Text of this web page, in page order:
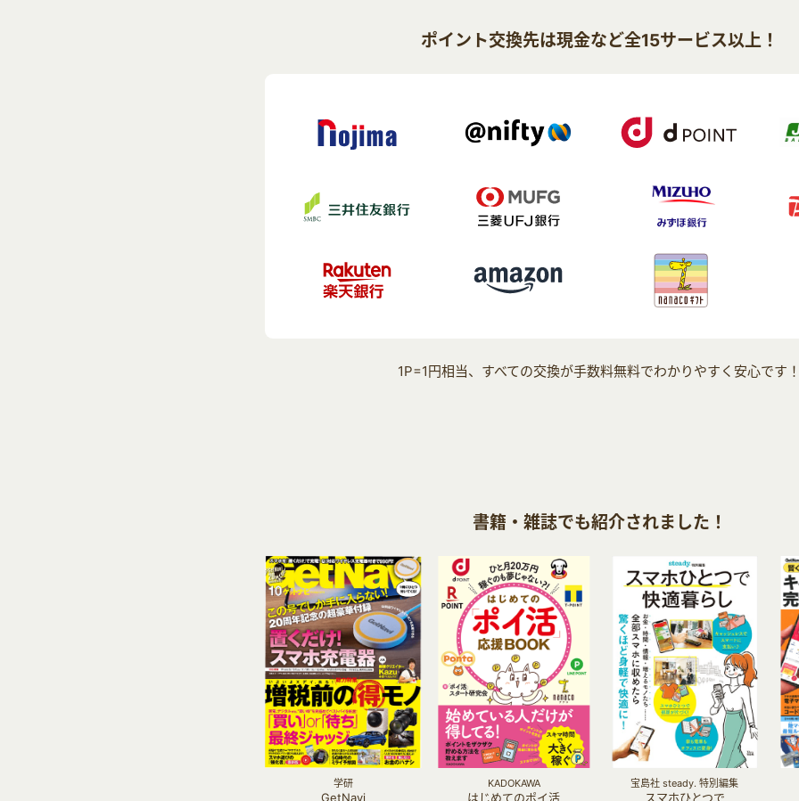
ポイント交換先は現金など全15サービス以上！
1P=1円相当、すべての交換が手数料無料でわかりやすく安心です
書籍・雑誌でも紹介されました！
学研
GetNavi
KADOKAWA
はじめてのポイ活
宝島社 steady. 特別編集
スマホひとつで